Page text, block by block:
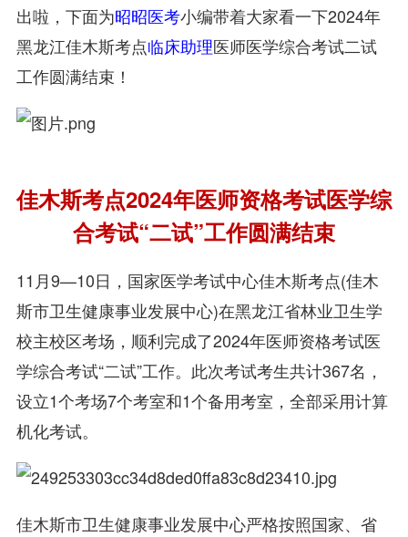
出啦，下面为昭昭医考小编带着大家看一下2024年
黑龙江佳木斯考点临床助理医师医学综合考试二试
工作圆满结束！
佳木斯考点2024年医师资格考试医学综
合考试“二试”工作圆满结束
11月9—10日，国家医学考试中心佳木斯考点(佳木
斯市卫生健康事业发展中心)在黑龙江省林业卫生学
校主校区考场，顺利完成了2024年医师资格考试医
学综合考试“二试”工作。此次考试考生共计367名，
设立1个考场7个考室和1个备用考室，全部采用计算
机化考试。
佳木斯市卫生健康事业发展中心严格按照国家、省